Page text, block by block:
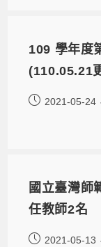
109 學年度
(110.05.21
2021-05-24
國立臺灣師
任教師2名
2021-05-13